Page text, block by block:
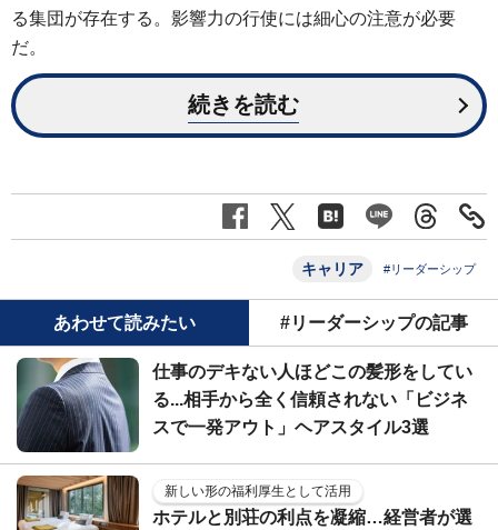
る集団が存在する。影響力の行使には細心の注意が必要
だ。
続きを読む
キャリア #リーダーシップ
あわせて読みたい #リーダーシップの記事
仕事のデキない人ほどこの髪形をしてい
る...相手から全く信頼されない「ビジネ
スで一発アウト」ヘアスタイル3選
新しい形の福利厚生として活用
ホテルと別荘の利点を凝縮…経営者が選